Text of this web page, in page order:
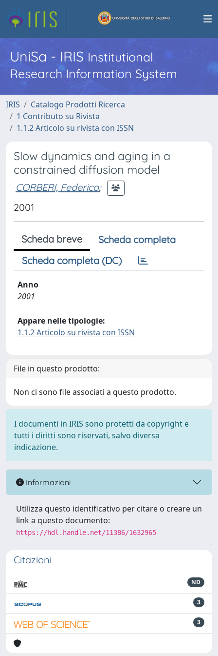
UniSa - IRISInstitutional
Research Information System
IRIS
Catalogo Prodotti Ricerca
1 Contributo su Rivista
1.1.2 Articolo su rivista con ISSN
Slow dynamics and aging in a
constrained diffusion model
CORBERI, Federico;
2001
Scheda breve
Scheda completa
Scheda completa (DC)
Anno
2001
Appare nelle tipologie:
1.1.2 Articolo su rivista con ISSN
File in questo prodotto:
Non ci sono file associati a questo prodotto.
I documenti in IRIS sono protetti da copyright e
tutti i diritti sono riservati, salvo diversa
indicazione.
Informazioni
Utilizza questo identificativo per citare o creare un
link a questo documento:
https://hdl.handle.net/11386/1632965
Citazioni
ND
3
3